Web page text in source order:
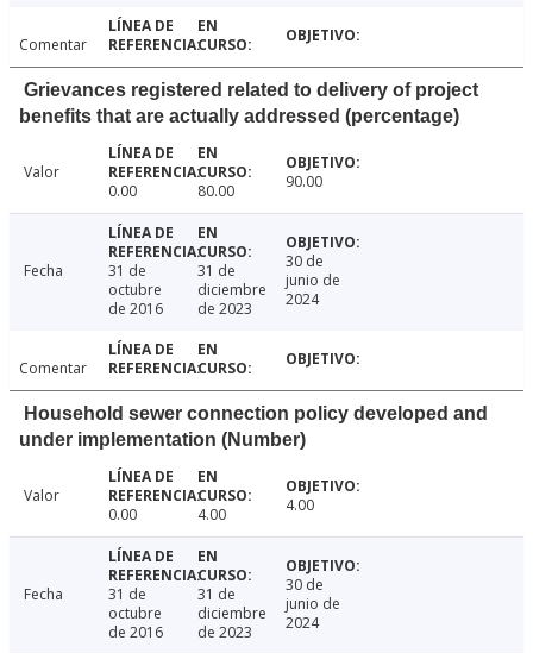
Comentar
Grievances registered related to delivery of project
benefits that are actually addressed (percentage)
Valor
0.00
80.00 90.00
Fecha
31 de
octubre
de 2016
31 de
diciembre
de 2023
30 de
junio de
2024
Comentar
Household sewer connection policy developed and
under implementation (Number)
Valor
0.00
4.00 4.00
Fecha
31 de
octubre
de 2016
31 de
diciembre
de 2023
30 de
junio de
2024